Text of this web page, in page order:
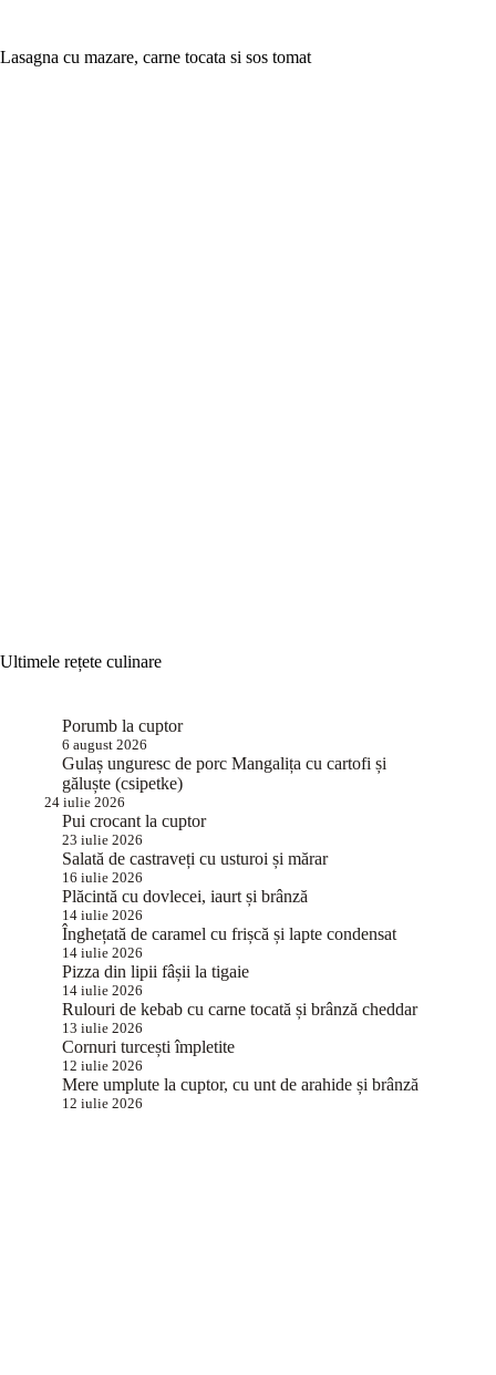
Lasagna cu mazare, carne tocata si sos tomat
Ultimele rețete culinare
Porumb la cuptor
6 august 2026
Gulaș unguresc de porc Mangalița cu cartofi și
găluște (csipetke)
24 iulie 2026
Pui crocant la cuptor
23 iulie 2026
Salată de castraveți cu usturoi și mărar
16 iulie 2026
Plăcintă cu dovlecei, iaurt și brânză
14 iulie 2026
Înghețată de caramel cu frișcă și lapte condensat
14 iulie 2026
Pizza din lipii fâșii la tigaie
14 iulie 2026
Rulouri de kebab cu carne tocată și brânză cheddar
13 iulie 2026
Cornuri turcești împletite
12 iulie 2026
Mere umplute la cuptor, cu unt de arahide și brânză
12 iulie 2026